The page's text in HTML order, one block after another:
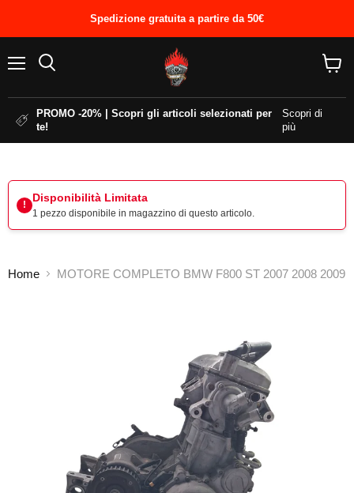
Spedizione gratuita a partire da 50€
PROMO -20% | Scopri gli articoli selezionati per
te!
Scopri di
più
!
Disponibilità Limitata
1 pezzo disponibile in magazzino di questo articolo.
Home MOTORE COMPLETO BMW F800 ST 2007 2008 2009